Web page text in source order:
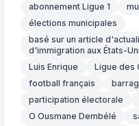
abonnement Ligue 1
élections municipales
basé sur un article
d'immigration aux États-
Luis Enrique
Ligue des
football français
participation électorale
O Ousmane Dembélé